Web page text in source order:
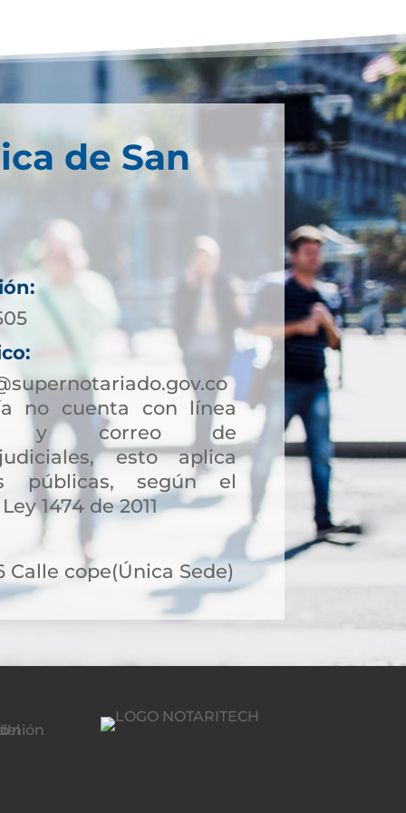
de San
no cuenta con línea
y correo de
esto aplica
públicas, según el
1474 de 2011
Calle cope(Única Sede)